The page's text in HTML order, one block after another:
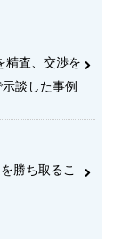
精査、交渉を
談した事例
勝ち取るこ